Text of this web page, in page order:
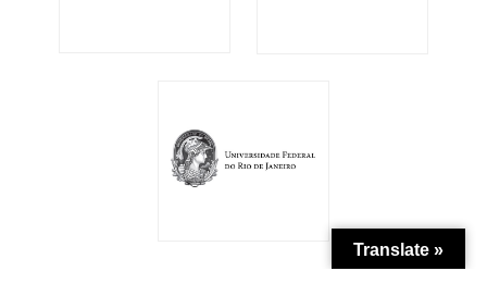
Translate »